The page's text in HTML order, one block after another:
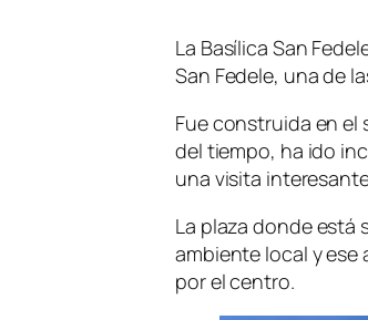
La Basílica San
San Fedele, una de
Fue construida en el
del tiempo, ha ido
una visita
La plaza donde está
ambiente local y ese
por el centro.